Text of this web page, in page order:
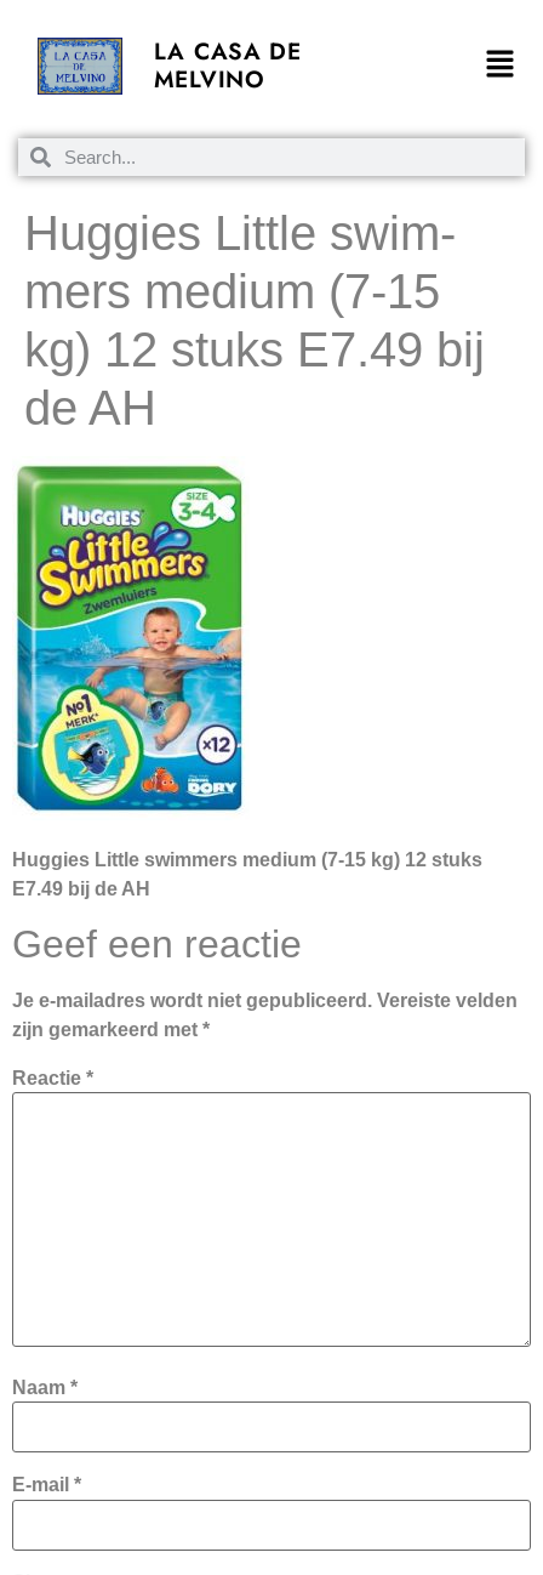
LA CASA DE
MELVINO
Hug­gies Litt­le swim­
mers me­di­um (7-15
kg) 12 stuks E7.49 bij
de AH
Hug­gies Litt­le swim­mers me­di­um (7-15 kg) 12 stuks
E7.49 bij de AH
Geef een reactie
Je e-mailadres wordt niet gepubliceerd. Vereiste velden
zijn gemarkeerd met *
Reactie *
Naam *
E-mail *